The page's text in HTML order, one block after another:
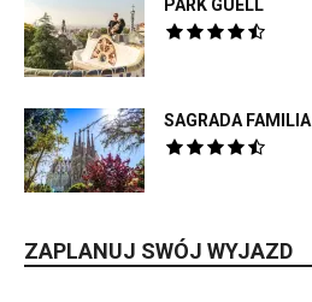
PARK GÜELL
SAGRADA FAMILIA
ZAPLANUJ SWÓJ WYJAZD